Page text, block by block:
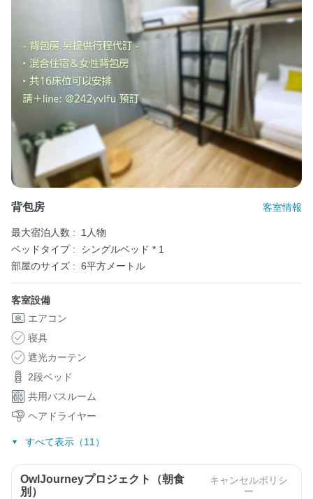
背包房 客室情報
最大宿泊人数 :
1人物
ベッドタイプ :
シングルベッド * 1
部屋のサイズ : 6平方メートル
客室設備
エアコン
寝具
遮光カーテン
2段ベッド
共用バスルーム
ヘアドライヤー
すべて表示（11）
OwlJourneyプロジェクト（朝食
別）
キャンセルポリシ
ー